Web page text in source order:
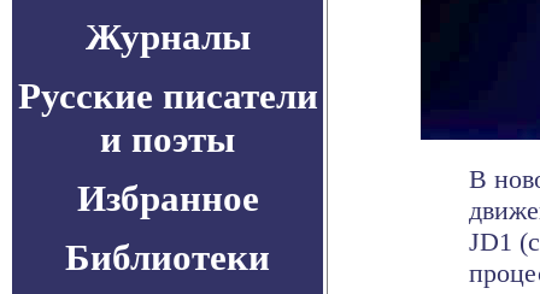
Журналы
Русские писатели
и поэты
Избранное
Библиотеки
В
JD1